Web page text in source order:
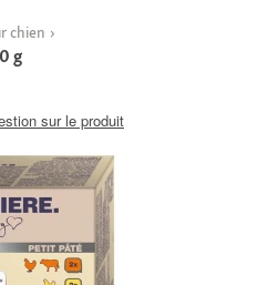
chien
g
sur le produit